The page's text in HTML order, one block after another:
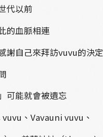
代以前
的血脈相連
謝自己來拜訪vuvu的決定
可能就會被遺忘
、Vavauni vuvu、